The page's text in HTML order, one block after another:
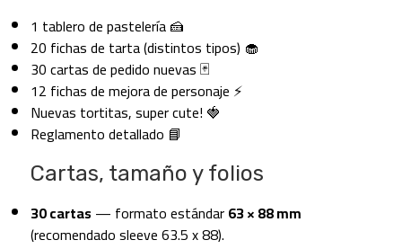
1 tablero de pastelería 🍰
20 fichas de tarta (distintos tipos) 🧁
30 cartas de pedido nuevas 🃏
12 fichas de mejora de personaje ⚡
Nuevas tortitas, super cute! 🍓
Reglamento detallado 📘
Cartas, tamaño y folios
30 cartas — formato estándar63 × 88 mm
(recomendado sleeve 63.5 x 88).